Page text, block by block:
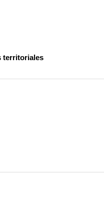
territoriales